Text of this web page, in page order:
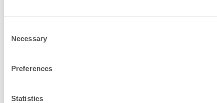
Selection
Necessary
Preferences
Statistics
toppanslutningskanalen, kg
Brandluftintag under golv,
Rökgasens